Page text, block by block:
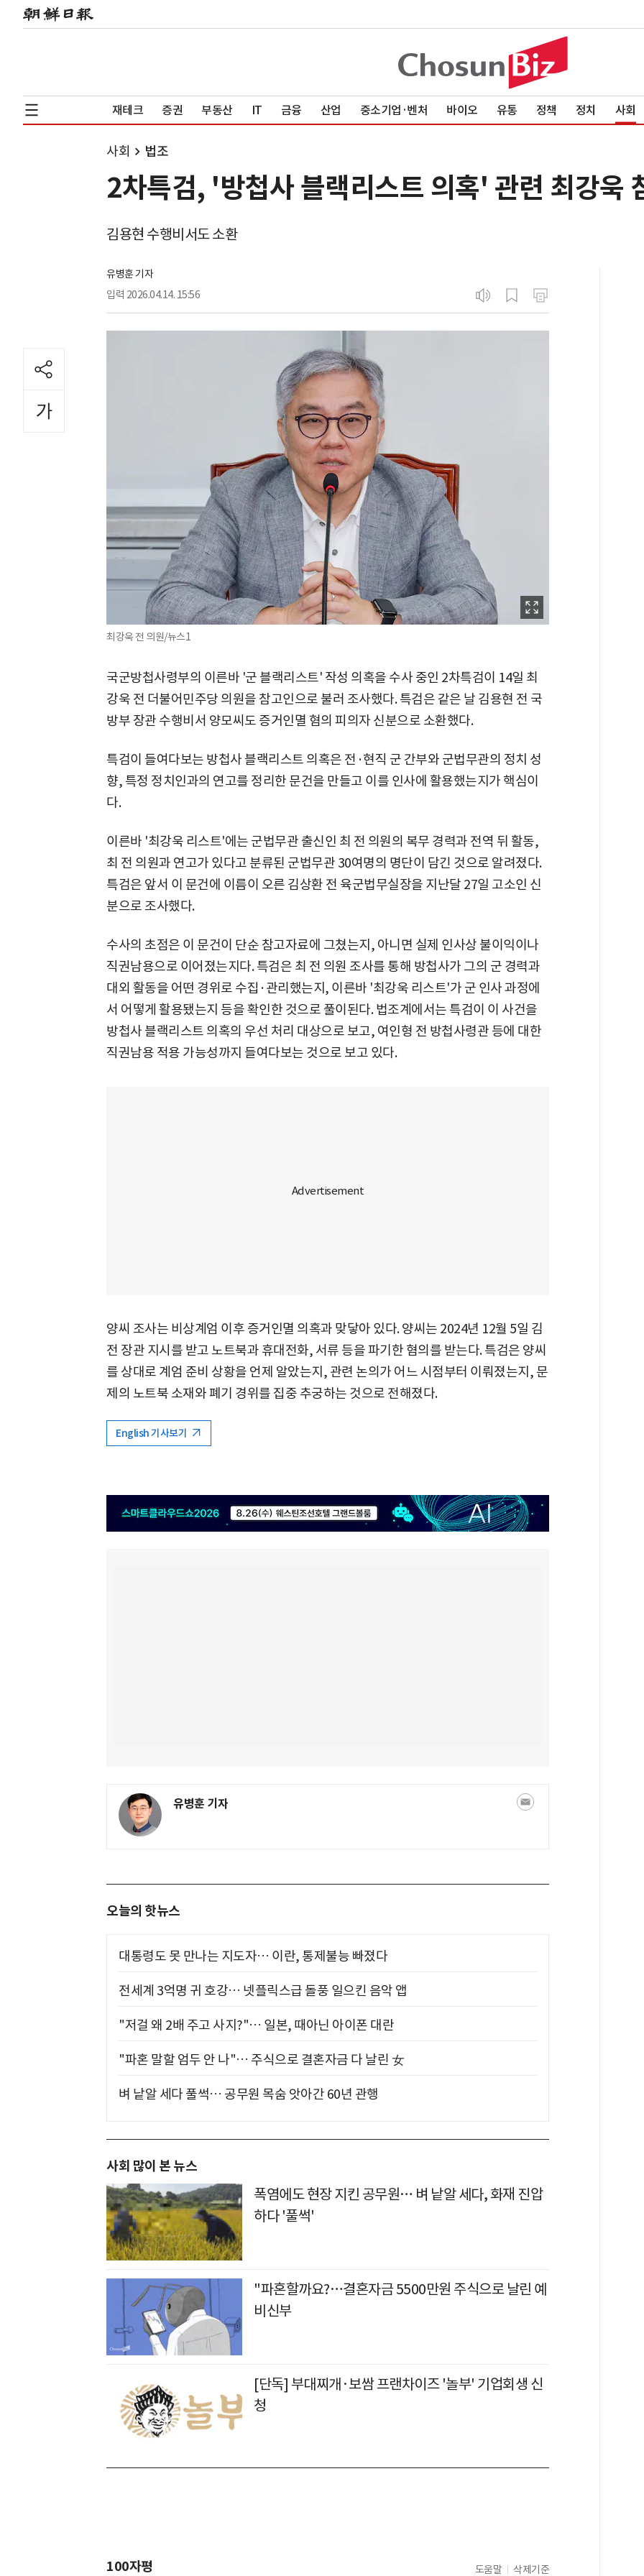
재테크 증권 부동산 IT 금융 산업 중소기업·벤처 바이오 유통 정책 정치 사회
사회 법조
2차특검, '방첩사 블랙리스트 의혹' 관련 최강욱
김용현 수행비서도 소환
유병훈 기자
입력 2026.04.14. 15:56
최강욱 전 의원/뉴스1
국군방첩사령부의 이른바 '군 블랙리스트' 작성 의혹을 수사 중인 2차특검이 14일 최
강욱 전 더불어민주당 의원을 참고인으로 불러 조사했다. 특검은 같은 날 김용현 전 국
방부 장관 수행비서 양모씨도 증거인멸 혐의 피의자 신분으로 소환했다.
특검이 들여다보는 방첩사 블랙리스트 의혹은 전·현직 군 간부와 군법무관의 정치 성
향, 특정 정치인과의 연고를 정리한 문건을 만들고 이를 인사에 활용했는지가 핵심이
다.
이른바 '최강욱 리스트'에는 군법무관 출신인 최 전 의원의 복무 경력과 전역 뒤 활동,
최 전 의원과 연고가 있다고 분류된 군법무관 30여명의 명단이 담긴 것으로 알려졌다.
특검은 앞서 이 문건에 이름이 오른 김상환 전 육군법무실장을 지난달 27일 고소인 신
분으로 조사했다.
수사의 초점은 이 문건이 단순 참고자료에 그쳤는지, 아니면 실제 인사상 불이익이나
직권남용으로 이어졌는지다. 특검은 최 전 의원 조사를 통해 방첩사가 그의 군 경력과
대외 활동을 어떤 경위로 수집·관리했는지, 이른바 '최강욱 리스트'가 군 인사 과정에
서 어떻게 활용됐는지 등을 확인한 것으로 풀이된다. 법조계에서는 특검이 이 사건을
방첩사 블랙리스트 의혹의 우선 처리 대상으로 보고, 여인형 전 방첩사령관 등에 대한
직권남용 적용 가능성까지 들여다보는 것으로 보고 있다.
양씨 조사는 비상계엄 이후 증거인멸 의혹과 맞닿아 있다. 양씨는 2024년 12월 5일 김
전 장관 지시를 받고 노트북과 휴대전화, 서류 등을 파기한 혐의를 받는다. 특검은 양씨
를 상대로 계엄 준비 상황을 언제 알았는지, 관련 논의가 어느 시점부터 이뤄졌는지, 문
제의 노트북 소재와 폐기 경위를 집중 추궁하는 것으로 전해졌다.
English 기사보기
유병훈 기자
오늘의 핫뉴스
대통령도 못 만나는 지도자… 이란, 통제불능 빠졌다
전세계 3억명 귀 호강… 넷플릭스급 돌풍 일으킨 음악 앱
"저걸 왜 2배 주고 사지?"… 일본, 때아닌 아이폰 대란
"파혼 말할 엄두 안 나"… 주식으로 결혼자금 다 날린 女
벼 낱알 세다 풀썩… 공무원 목숨 앗아간 60년 관행
사회 많이 본 뉴스
폭염에도 현장 지킨 공무원… 벼 낱알 세다, 화재 진압
하다 '풀썩'
"파혼할까요?…결혼자금 5500만원 주식으로 날린 예
비신부
[단독] 부대찌개·보쌈 프랜차이즈 '놀부' 기업회생 신
청
100자평 도움말 삭제기준